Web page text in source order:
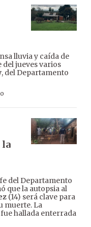
lluvia y caída de
jueves varios
, del Departamento
la
del Departamento
que la autopsia al
(14) será clave para
muerte. La
hallada enterrada